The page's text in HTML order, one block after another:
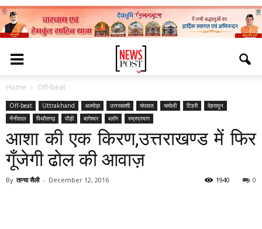
Home Off-beat
Off-beat Uttrakhand अल्मोड़ा उत्तरकाशी चंपावत चमोली टिहरी
देहरादून
नैनीताल
पिथौरागढ़ पौड़ी बागेश्वर ब्लॉग रुद्रप्रयाग
आशा की एक किरण,उत्तराखण्ड में फिर
गूँजेगी ढोल की आवाज़
By तान्या सैली - December 12, 2016 0
1940